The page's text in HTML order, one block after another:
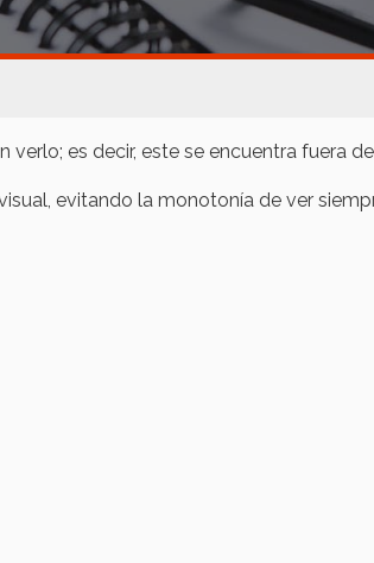
verlo; es decir, este se encuentra fuera
evitando la monotonía de ver